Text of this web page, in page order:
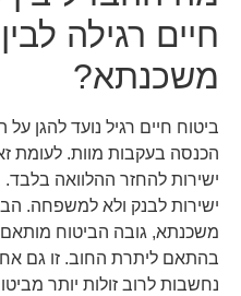
חיים רגילה
משכנתא?
ביטוח חיים רגיל נועד להגן
הכנסה בעקבות מוות. לעומת
ישירות להחזר ההלוואה
ישירות לבנק ולא למשפחה.
משכנתא, גובה הביטוח מותאם
בהתאם ליתרת החוב. זו גם
נחשבות לרוב זולות יותר